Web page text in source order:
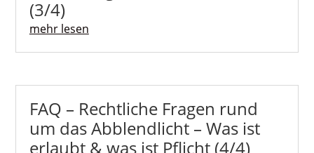
(3/4)
mehr lesen
FAQ – Rechtliche Fragen rund
um das Abblendlicht – Was ist
erlaubt & was ist Pflicht (4/4)